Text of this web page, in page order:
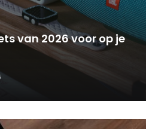
van 2026 voor op je